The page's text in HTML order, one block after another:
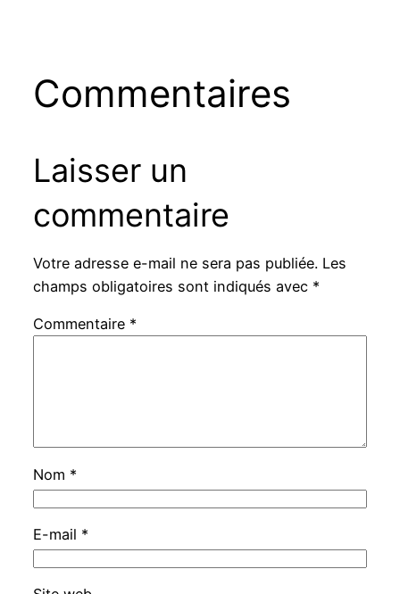
Commentaires
Laisser un
commentaire
Votre adresse e-mail ne sera pas publiée. Les
champs obligatoires sont indiqués avec *
Commentaire *
Nom *
E-mail *